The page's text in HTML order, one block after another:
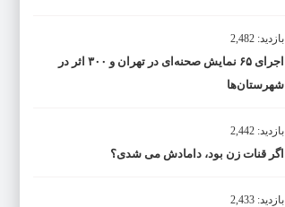
بازدید: 2,482
اجرای ۶۵ نمایش صحنه‌ای در تهران و ۳۰۰ اثر در
شهرستان‌ها
بازدید: 2,442
اگر قنات زن بود، دامادش می شدی؟
بازدید: 2,433